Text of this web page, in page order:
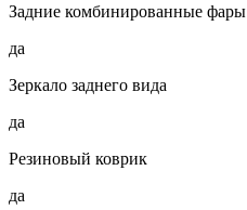
Задние комбинированные фары
да
Зеркало заднего вида
да
Резиновый коврик
да